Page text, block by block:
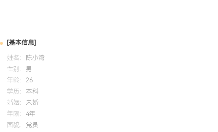
GPA X.XX/X.X（专业前XX%），主修模拟电路、数字信号处理及嵌
与基于ARM的智能小车课程设计，负责电机驱动电路设计与控制程
径跟踪功能。熟练使用Altium Designer进行电路设计，掌握C语言进
自我评价
系统集成经验：X年电子硬件开发与系统集成经验，专注于工业自动
XXX个从0到1的硬件集成项目，通过标准化设计将平均项目周期缩短
[基本信息]
姓名：
陈小湾
性别： 男
年龄： 26
学历： 本科
婚姻： 未婚
年限： 4年
面貌： 党员